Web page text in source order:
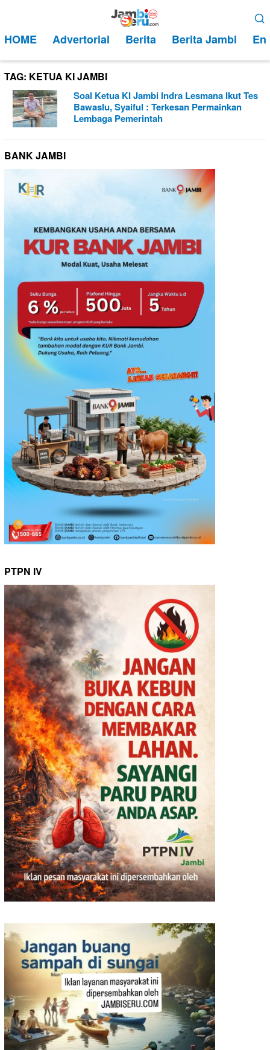
kontenMobile
HOME Advertorial Berita Berita Jambi
TAG: KETUA KI JAMBI
Soal Ketua KI Jambi Indra Lesmana Ikut Tes
Bawaslu, Syaiful : Terkesan Permainkan
Lembaga Pemerintah
BANK JAMBI
PTPN IV